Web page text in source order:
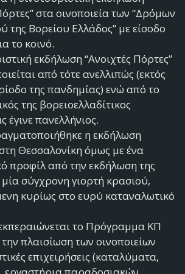
στα οινοποιεία των “Δρόμων
της Βορείου Ελλάδος” με είσοδο
το κοινό.
εκδήλωση “Ανοιχτές Πόρτες”
από τότε ανελλιπώς (εκτός
της πανδημίας) ενώ από το
της βορειοελλαδίτικος
έγινε πανελλήνιος.
η εκδήλωση
Θεσσαλονίκη όμως με ένα
προφίλ από την εκδήλωση της
σύγχρονη γιορτή κρασιού,
κυρίως στο ευρύ καταναλωτικό
το Πρόγραμμα ΚΠ
πλαισίωση των οινοποιείων
επιχειρήσεις (καταλύματα,